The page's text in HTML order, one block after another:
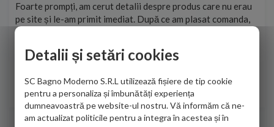
Foarte prompți, am cerut detalii despre produs care nu erau
pe site și le-am primit imediat. După ce am plasat comanda,
aceasta a ajuns foarte repede. Mulțumesc!
Cristina Opre - 10.07.2026
Detalii și setări cookies
SC Bagno Moderno S.R.L utilizează fișiere de tip cookie
pentru a personaliza și îmbunătăți experiența
dumneavoastră pe website-ul nostru. Vă informăm că ne-
am actualizat politicile pentru a integra în acestea și în